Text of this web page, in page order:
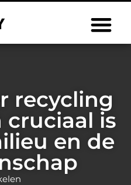
recycling
cruciaal is
en de